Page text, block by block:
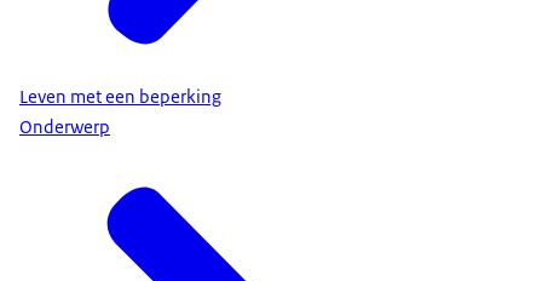
Leven met een beperking
Onderwerp